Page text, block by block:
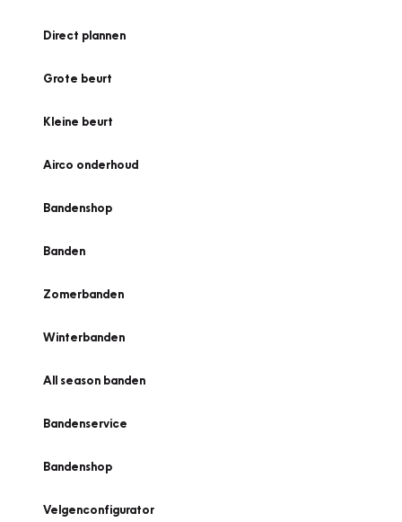
Direct plannen
Grote beurt
Kleine beurt
Airco onderhoud
Bandenshop
Banden
Zomerbanden
Winterbanden
All season banden
Bandenservice
Bandenshop
Velgenconfigurator